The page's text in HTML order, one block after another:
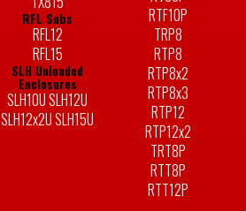
RFL Subs
RFL12
RFL15
SLH Unloaded
Enclosures
SLH10U SLH12U
SLH12x2U SLH15U
RTF10P
TRP8
RTP8
RTP8x2
RTP8x3
RTP12
RTP12x2
TRT8P
RTT8P
RTT12P